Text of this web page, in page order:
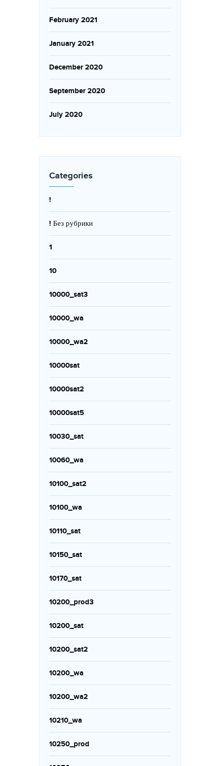
February 2021
January 2021
December 2020
September 2020
July 2020
Categories
!
! Без рубрики
1
10
10000_sat3
10000_wa
10000_wa2
10000sat
10000sat2
10000sat5
10030_sat
10060_wa
10100_sat2
10100_wa
10110_sat
10150_sat
10170_sat
10200_prod3
10200_sat
10200_sat2
10200_wa
10200_wa2
10210_wa
10250_prod